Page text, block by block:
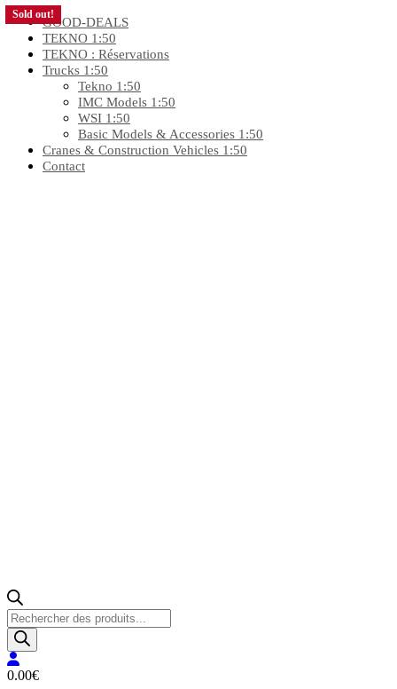
GOOD-DEALS
TEKNO 1:50
TEKNO : Réservations
Trucks 1:50
Tekno 1:50
IMC Models 1:50
WSI 1:50
Basic Models & Accessories 1:50
Cranes & Construction Vehicles 1:50
Contact
Products
search
0.00€
Sold out!